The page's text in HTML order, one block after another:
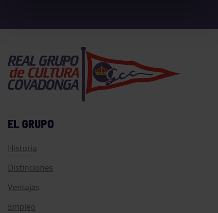
EL GRUPO
Historia
Distinciones
Ventajas
Empleo